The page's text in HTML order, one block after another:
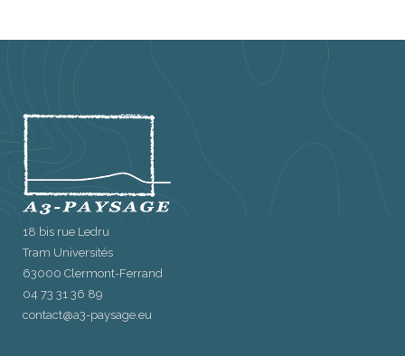
18 bis rue Ledru
Tram Universités
63000 Clermont-Ferrand
04 73 31 36 89
contact@a3-paysage.eu